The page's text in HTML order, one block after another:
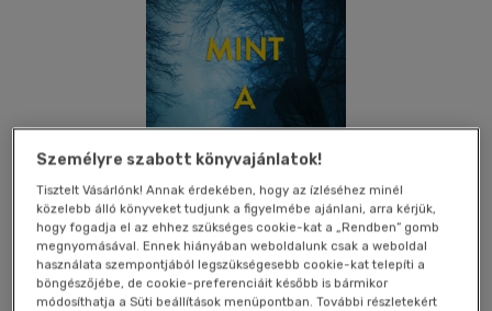
Személyre szabott könyvajánlatok!
Tisztelt Vásárlónk! Annak érdekében, hogy az ízléséhez minél
közelebb álló könyveket tudjunk a figyelmébe ajánlani, arra kérjük,
hogy fogadja el az ehhez szükséges cookie-kat a „Rendben” gomb
megnyomásával. Ennek hiányában weboldalunk csak a weboldal
használata szempontjából legszükségesebb cookie-kat telepíti a
böngészőjébe, de cookie-preferenciáit később is bármikor
módosíthatja a Süti beállítások menüpontban. További részletekért